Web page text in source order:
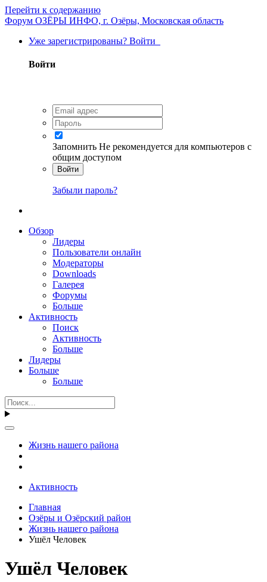
Перейти к содержанию
Форум ОЗЁРЫ ИНФО, г. Озёры, Московская область
Уже зарегистрированы? Войти
Войти
Запомнить Не рекомендуется для компьютеров с
общим доступом
Войти
Забыли пароль?
Обзор
Лидеры
Пользователи онлайн
Модераторы
Downloads
Галерея
Форумы
Больше
Активность
Поиск
Активность
Больше
Лидеры
Больше
Больше
Жизнь нашего района
Активность
Главная
Озёры и Озёрский район
Жизнь нашего района
Ушёл Человек
Ушёл Человек